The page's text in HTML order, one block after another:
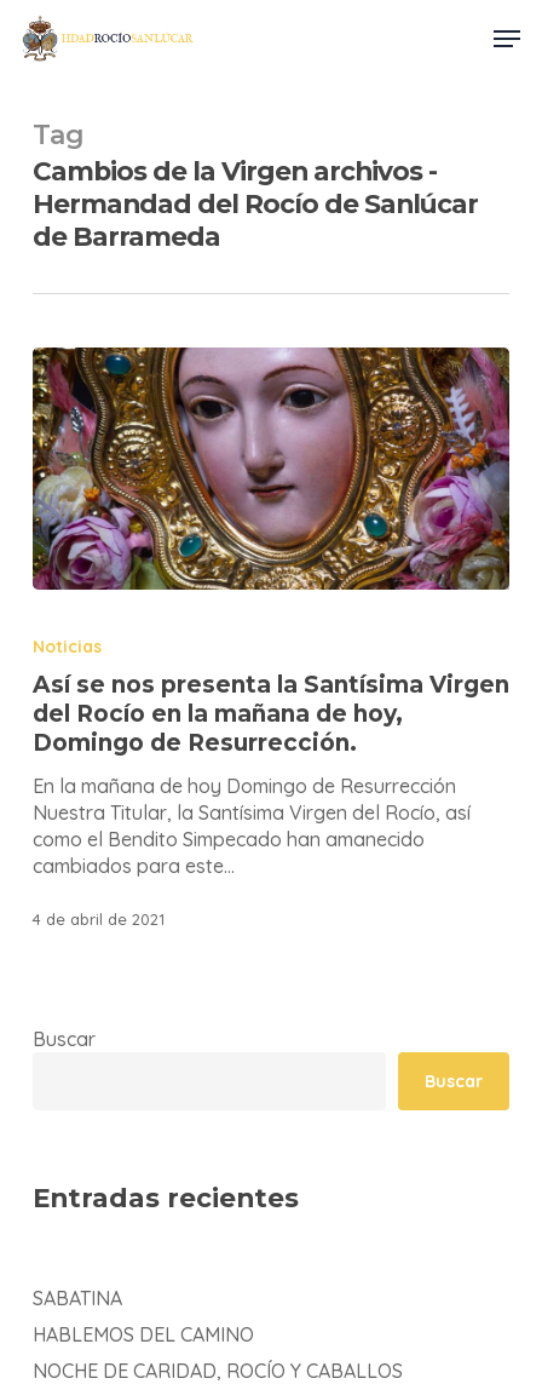
main
Tag
Cambios de la Virgen archivos -
Hermandad del Rocío de Sanlúcar
de Barrameda
Noticias
Así se nos presenta la Santísima Virgen
del Rocío en la mañana de hoy,
Domingo de Resurrección.
En la mañana de hoy Domingo de Resurrección
Nuestra Titular, la Santísima Virgen del Rocío, así
como el Bendito Simpecado han amanecido
cambiados para este…
4 de abril de 2021
Buscar
Buscar
Entradas recientes
SABATINA
HABLEMOS DEL CAMINO
NOCHE DE CARIDAD, ROCÍO Y CABALLOS